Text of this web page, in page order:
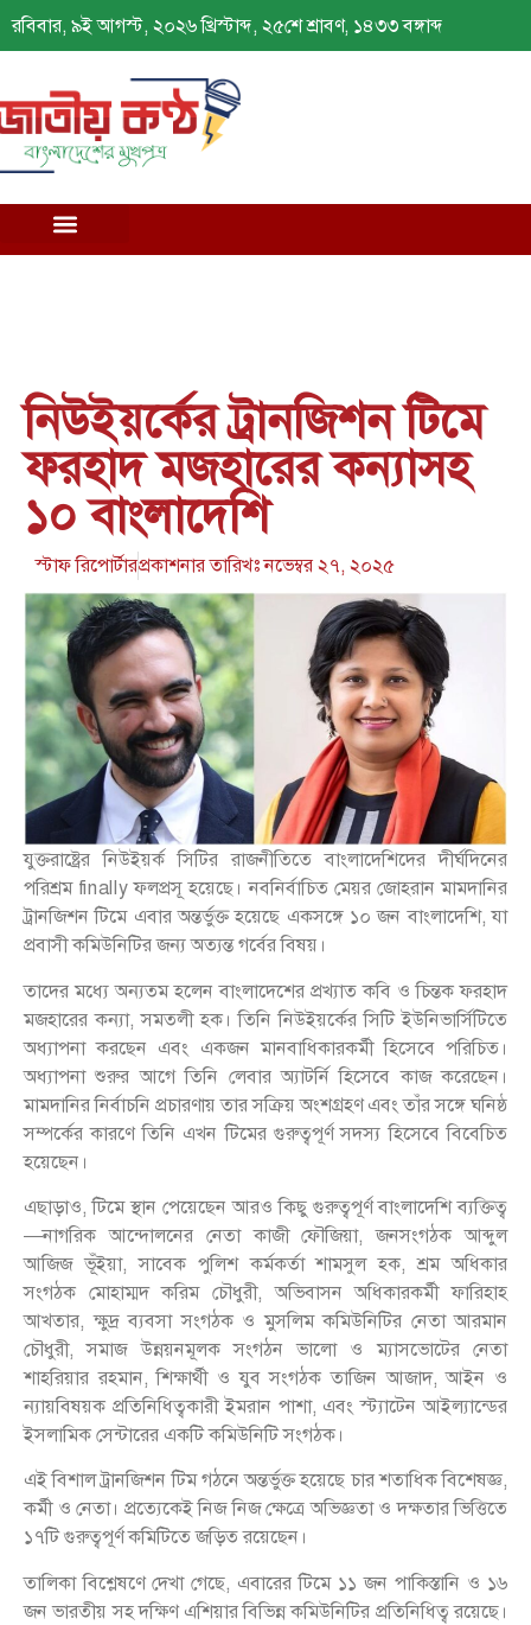
রবিবার, ৯ই আগস্ট, ২০২৬ খ্রিস্টাব্দ, ২৫শে শ্রাবণ, ১৪৩৩ বঙ্গাব্দ
নিউইয়র্কের ট্রানজিশন টিমে
ফরহাদ মজহারের কন্যাসহ
১০ বাংলাদেশি
স্টাফ রিপোর্টারপ্রকাশনার তারিখঃনভেম্বর ২৭, ২০২৫
যুক্তরাষ্ট্রের নিউইয়র্ক সিটির রাজনীতিতে বাংলাদেশিদের দীর্ঘদিনের
পরিশ্রম finally ফলপ্রসূ হয়েছে। নবনির্বাচিত মেয়র জোহরান মামদানির
ট্রানজিশন টিমে এবার অন্তর্ভুক্ত হয়েছে একসঙ্গে ১০ জন বাংলাদেশি, যা
প্রবাসী কমিউনিটির জন্য অত্যন্ত গর্বের বিষয়।
তাদের মধ্যে অন্যতম হলেন বাংলাদেশের প্রখ্যাত কবি ও চিন্তক ফরহাদ
মজহারের কন্যা, সমতলী হক। তিনি নিউইয়র্কের সিটি ইউনিভার্সিটিতে
অধ্যাপনা করছেন এবং একজন মানবাধিকারকর্মী হিসেবে পরিচিত।
অধ্যাপনা শুরুর আগে তিনি লেবার অ্যাটর্নি হিসেবে কাজ করেছেন।
মামদানির নির্বাচনি প্রচারণায় তার সক্রিয় অংশগ্রহণ এবং তাঁর সঙ্গে ঘনিষ্ঠ
সম্পর্কের কারণে তিনি এখন টিমের গুরুত্বপূর্ণ সদস্য হিসেবে বিবেচিত
হয়েছেন।
এছাড়াও, টিমে স্থান পেয়েছেন আরও কিছু গুরুত্বপূর্ণ বাংলাদেশি ব্যক্তিত্ব
—নাগরিক আন্দোলনের নেতা কাজী ফৌজিয়া, জনসংগঠক আব্দুল
আজিজ ভূঁইয়া, সাবেক পুলিশ কর্মকর্তা শামসুল হক, শ্রম অধিকার
সংগঠক মোহাম্মদ করিম চৌধুরী, অভিবাসন অধিকারকর্মী ফারিহাহ
আখতার, ক্ষুদ্র ব্যবসা সংগঠক ও মুসলিম কমিউনিটির নেতা আরমান
চৌধুরী, সমাজ উন্নয়নমূলক সংগঠন ভালো ও ম্যাসভোটের নেতা
শাহরিয়ার রহমান, শিক্ষার্থী ও যুব সংগঠক তাজিন আজাদ, আইন ও
ন্যায়বিষয়ক প্রতিনিধিত্বকারী ইমরান পাশা, এবং স্ট্যাটেন আইল্যান্ডের
ইসলামিক সেন্টারের একটি কমিউনিটি সংগঠক।
এই বিশাল ট্রানজিশন টিম গঠনে অন্তর্ভুক্ত হয়েছে চার শতাধিক বিশেষজ্ঞ,
কর্মী ও নেতা। প্রত্যেকেই নিজ নিজ ক্ষেত্রে অভিজ্ঞতা ও দক্ষতার ভিত্তিতে
১৭টি গুরুত্বপূর্ণ কমিটিতে জড়িত রয়েছেন।
তালিকা বিশ্লেষণে দেখা গেছে, এবারের টিমে ১১ জন পাকিস্তানি ও ১৬
জন ভারতীয় সহ দক্ষিণ এশিয়ার বিভিন্ন কমিউনিটির প্রতিনিধিত্ব রয়েছে।